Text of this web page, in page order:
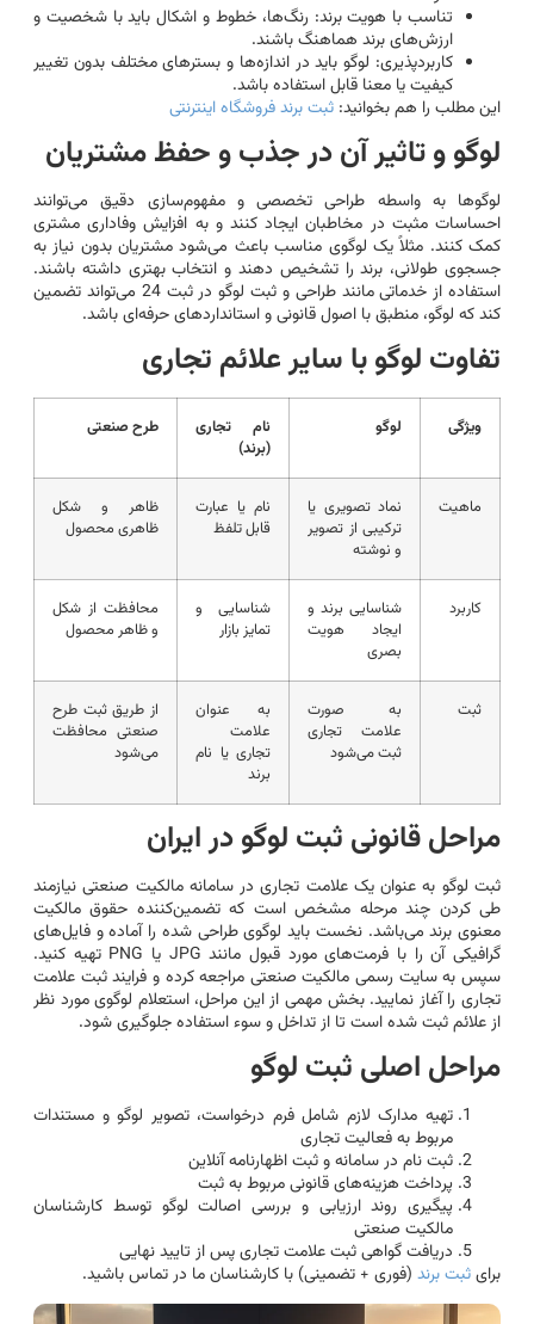
تناسب با هویت برند: رنگ‌ها، خطوط و اشکال باید با شخصیت و
ارزش‌های برند هماهنگ باشند.
کاربردپذیری: لوگو باید در اندازه‌ها و بسترهای مختلف بدون تغییر
کیفیت یا معنا قابل استفاده باشد.
این مطلب را هم بخوانید: ثبت برند فروشگاه اینترنتی
لوگو و تاثیر آن در جذب و حفظ مشتریان
لوگوها به واسطه طراحی تخصصی و مفهوم‌سازی دقیق می‌توانند
احساسات مثبت در مخاطبان ایجاد کنند و به افزایش وفاداری مشتری
کمک کنند. مثلاً یک لوگوی مناسب باعث می‌شود مشتریان بدون نیاز به
جسجوی طولانی، برند را تشخیص دهند و انتخاب بهتری داشته باشند.
استفاده از خدماتی مانند طراحی و ثبت لوگو در ثبت 24 می‌تواند تضمین
کند که لوگو، منطبق با اصول قانونی و استانداردهای حرفه‌ای باشد.
تفاوت لوگو با سایر علائم تجاری
ویژگی لوگو
نام تجاری
(برند)
طرح صنعتی
ماهیت
نماد تصویری یا
ترکیبی از تصویر
و نوشته
نام یا عبارت
قابل تلفظ
ظاهر و شکل
ظاهری محصول
کاربرد
شناسایی برند و
ایجاد هویت
بصری
شناسایی و
تمایز بازار
محافظت از شکل
و ظاهر محصول
ثبت
به صورت
علامت تجاری
ثبت می‌شود
به عنوان
علامت
تجاری یا نام
برند
از طریق ثبت طرح
صنعتی محافظت
می‌شود
مراحل قانونی ثبت لوگو در ایران
ثبت لوگو به عنوان یک علامت تجاری در سامانه مالکیت صنعتی نیازمند
طی کردن چند مرحله مشخص است که تضمین‌کننده حقوق مالکیت
معنوی برند می‌باشد. نخست باید لوگوی طراحی شده را آماده و فایل‌های
گرافیکی آن را با فرمت‌های مورد قبول مانند JPG یا PNG تهیه کنید.
سپس به سایت رسمی مالکیت صنعتی مراجعه کرده و فرایند ثبت علامت
تجاری را آغاز نمایید. بخش مهمی از این مراحل، استعلام لوگوی مورد نظر
از علائم ثبت شده است تا از تداخل و سوء استفاده جلوگیری شود.
مراحل اصلی ثبت لوگو
تهیه مدارک لازم شامل فرم درخواست، تصویر لوگو و مستندات
مربوط به فعالیت تجاری
ثبت نام در سامانه و ثبت اظهارنامه آنلاین
پرداخت هزینه‌های قانونی مربوط به ثبت
پیگیری روند ارزیابی و بررسی اصالت لوگو توسط کارشناسان
مالکیت صنعتی
دریافت گواهی ثبت علامت تجاری پس از تایید نهایی
برایثبت برند (فوری + تضمینی) با کارشناسان ما در تماس باشید.